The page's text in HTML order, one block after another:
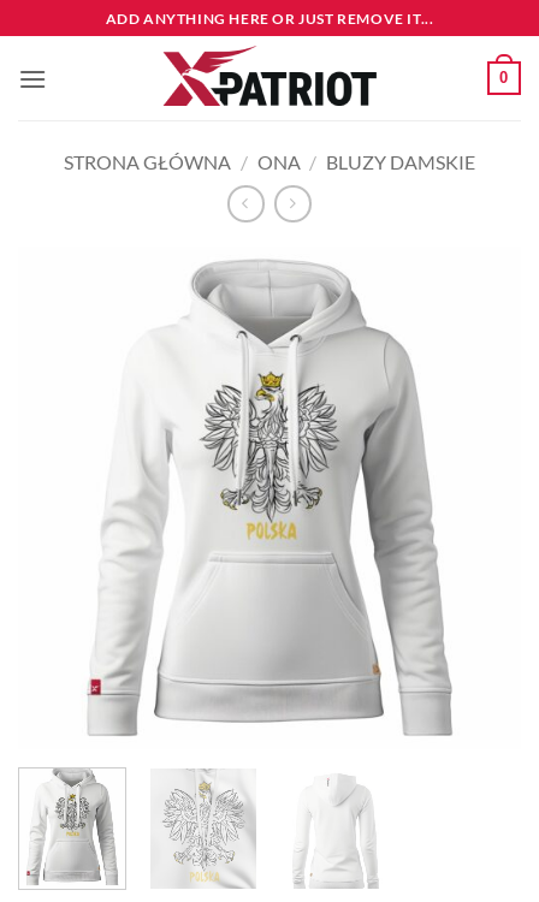
do
zawartości
ADD ANYTHING HERE OR JUST REMOVE IT...
0
STRONA GŁÓWNA / ONA / BLUZY DAMSKIE